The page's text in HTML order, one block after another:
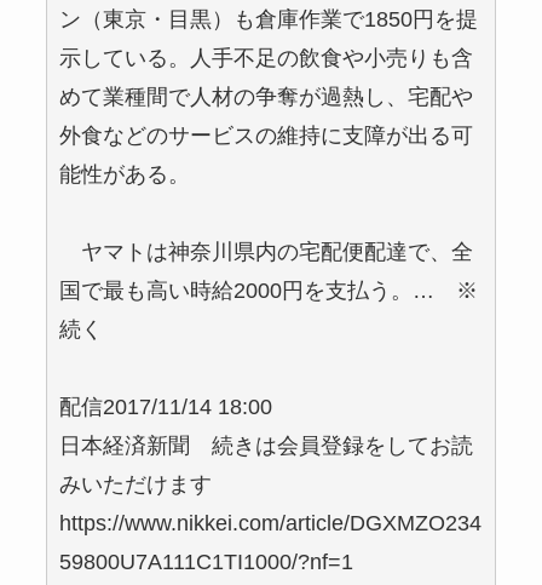
ン（東京・目黒）も倉庫作業で1850円を提
示している。人手不足の飲食や小売りも含
めて業種間で人材の争奪が過熱し、宅配や
外食などのサービスの維持に支障が出る可
能性がある。
ヤマトは神奈川県内の宅配便配達で、全
国で最も高い時給2000円を支払う。… ※
続く
配信2017/11/14 18:00
日本経済新聞 続きは会員登録をしてお読
みいただけます
https://www.nikkei.com/article/DGXMZO234
59800U7A111C1TI1000/?nf=1